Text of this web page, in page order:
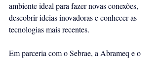
ambiente ideal para fazer novas conexões,
descobrir ideias inovadoras e conhecer as
tecnologias mais recentes.
Em parceria com o Sebrae, a Abrameq e o